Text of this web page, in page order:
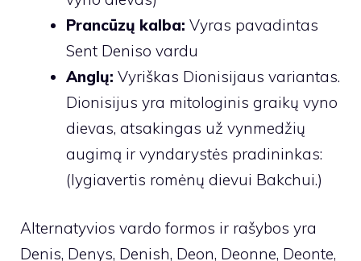
Prancūzų kalba: Vyras pavadintas
Sent Deniso vardu
Anglų: Vyriškas Dionisijaus variantas.
Dionisijus yra mitologinis graikų vyno
dievas, atsakingas už vynmedžių
augimą ir vyndarystės pradininkas:
(lygiavertis romėnų dievui Bakchui.)
Alternatyvios vardo formos ir rašybos yra
Denis, Denys, Denish, Deon, Deonne, Deonte,